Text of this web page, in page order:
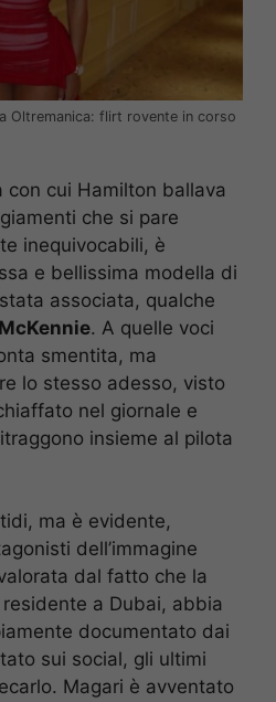
Oltremanica: flirt rovente in corso
con cui Hamilton ballava
che si pare
inequivocabili, è
e bellissima modella di
associata, qualche
. A quelle voci
smentita, ma
lo stesso adesso, visto
nel giornale e
insieme al pilota
ma è evidente,
dell’immagine
dal fatto che la
residente a Dubai, abbia
documentato dai
sui social, gli ultimi
Magari è avventato